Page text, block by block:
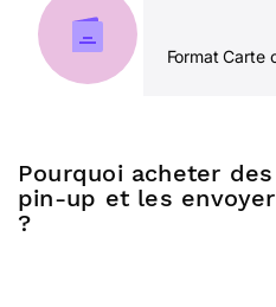
Format Carte
Pourquoi acheter
pin-up et les
?